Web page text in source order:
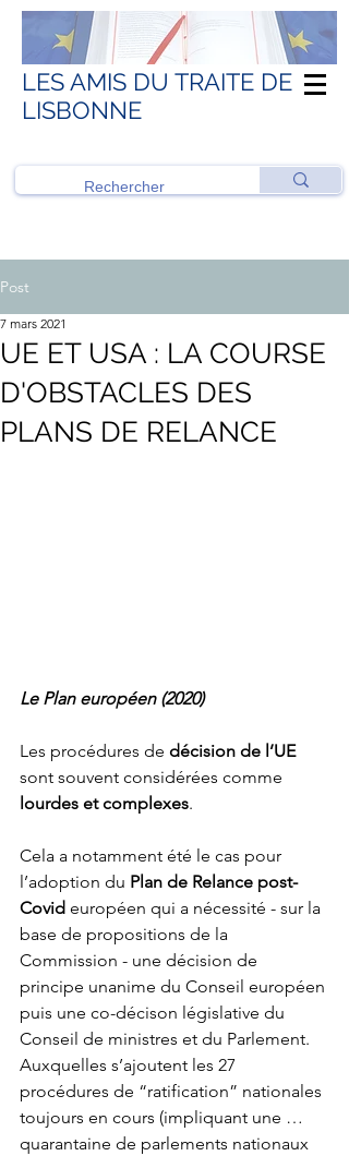
LES AMIS DU TRAITE DE
LISBONNE
Post
UE ET USA : LA COURSE
D'OBSTACLES DES
PLANS DE RELANCE
7 mars 2021
Le Plan européen (2020)
Les procédures de décision de l’UE
sont souvent considérées comme
lourdes et complexes.
Cela a notamment été le cas pour
l’adoption du Plan de Relance post-
Covid européen qui a nécessité - sur la
base de propositions de la
Commission - une décision de
principe unanime du Conseil européen
puis une co-décison législative du
Conseil de ministres et du Parlement.
Auxquelles s’ajoutent les 27
procédures de “ratification” nationales
toujours en cours (impliquant une …
quarantaine de parlements nationaux